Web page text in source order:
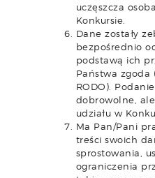
uczęszcza
Konkursie.
Dane zostały
bezpośrednio
podstawą ich
Państwa zgoda
RODO).
dobrowolne,
udziału w
Ma Pan/Pani
treści swoich
sprostowania,
ograniczenia